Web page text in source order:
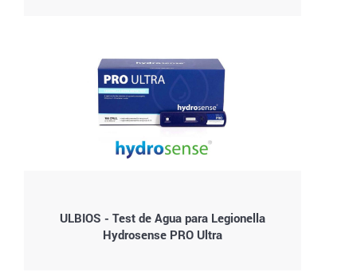
ULBIOS - Test de Agua para Legionella
Hydrosense PRO Ultra